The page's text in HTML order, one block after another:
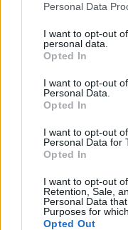
Please note that this
not limited to your visit
grant or deny consent
use your data for
consent section.
Personal Data
I want to opt-out
personal data.
Opted In
I want to opt-out
Personal Data.
Opted In
I want to opt-out
Personal Data for
Opted In
I want to opt-out
Retention, Sale,
Personal Data
Purposes for
Opted Out
készül benyitni a
minden egyes
gyakorlatilag
sötét és
felemelővé teszi
a két gyermek
'80-as évek zenéi
ismertem közülük,
Really Want To
szólnak.